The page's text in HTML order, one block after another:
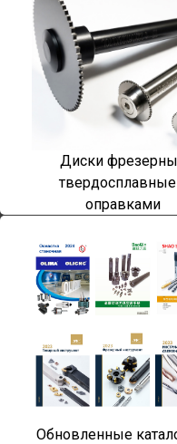
Диски
твердосплавные
оправками
Обновленные